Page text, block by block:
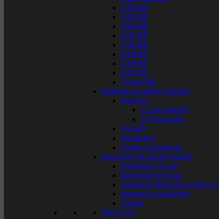
0.36 BB
0.40 BB
0.43 BB
0.45 BB
0.46 BB
0.48 BB
0.49 BB
0.50 BB
Tracer BB
Baterije za replike i dodaci
Baterije
11.1V baterije
7.4V baterije
Punjači
Konektori
Dodaci za baterije
Spremnici za airsoft replike
Spremnici Hi cap
Spremnici mid cap
Spremnici Real cap za AEG i
Spremnici za pištolje
Ostalo
Plin i CO2